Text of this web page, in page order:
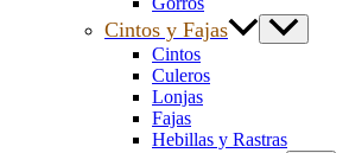
Cintos y Fajas
Cintos
Culeros
Lonjas
Fajas
Hebillas y Rastras